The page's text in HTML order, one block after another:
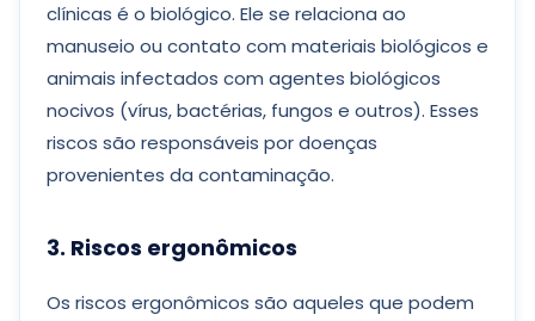
clínicas é o biológico. Ele se relaciona ao
manuseio ou contato com materiais biológicos e
animais infectados com agentes biológicos
nocivos (vírus, bactérias, fungos e outros). Esses
riscos são responsáveis por doenças
provenientes da contaminação.
3. Riscos ergonômicos
Os riscos ergonômicos são aqueles que podem